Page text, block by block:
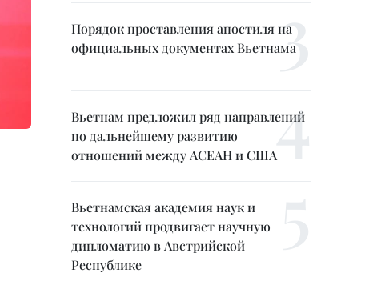
Порядок проставления апостиля на
официальных документах Вьетнама
Вьетнам предложил ряд направлений
по дальнейшему развитию
отношений между АСЕАН и США
Вьетнамская академия наук и
технологий продвигает научную
дипломатию в Австрийской
Республике